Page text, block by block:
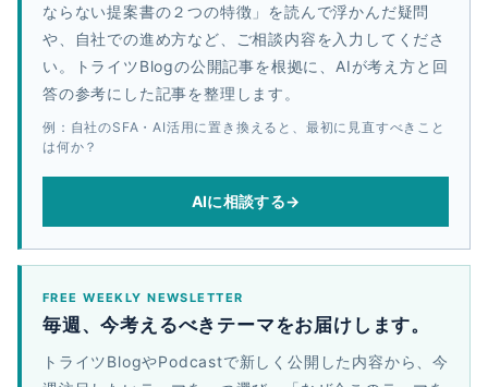
ならない提案書の２つの特徴」を読んで浮かんだ疑問
や、自社での進め方など、ご相談内容を入力してくださ
い。トライツBlogの公開記事を根拠に、AIが考え方と回
答の参考にした記事を整理します。
例：自社のSFA・AI活用に置き換えると、最初に見直すべきこと
は何か？
AIに相談する→
FREE WEEKLY NEWSLETTER
毎週、今考えるべきテーマをお届けします。
トライツBlogやPodcastで新しく公開した内容から、今